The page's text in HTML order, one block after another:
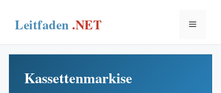
content
Menu
Kassettenmarkise